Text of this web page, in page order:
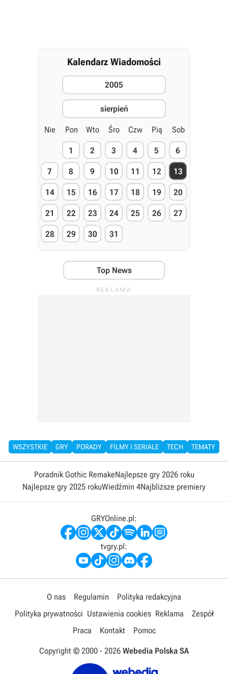
Kalendarz Wiadomości
2005
sierpień
Nie Pon Wto Śro Czw Pią Sob
1 2 3 4 5 6
7 8 9 10 11 12 13
14 15 16 17 18 19 20
21 22 23 24 25 26 27
28 29 30 31
Top News
WSZYSTKIE GRY PORADY FILMY I SERIALE TECH TEMATY
Poradnik Gothic RemakeNajlepsze gry 2026 roku
Najlepsze gry 2025 rokuWiedźmin 4Najbliższe premiery
GRYOnline.pl:
tvgry.pl:
O nas Regulamin
Polityka redakcyjna
Polityka prywatności Ustawienia cookies Reklama
Zespół
Praca
Kontakt Pomoc
Copyright © 2000 - 2026 Webedia Polska SA